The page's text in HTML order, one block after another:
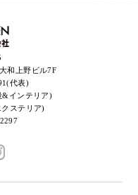
和上野ビル7F
代表)
&インテリア)
ステリア)